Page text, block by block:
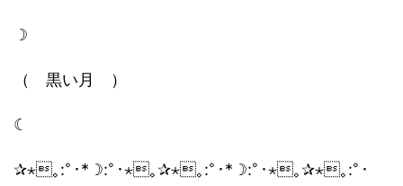
☽
（ 黒い月 ）
☾
✰⋆｡:ﾟ･*☽:ﾟ･⋆｡✰⋆｡:ﾟ･*☽:ﾟ･⋆｡✰⋆｡:ﾟ･